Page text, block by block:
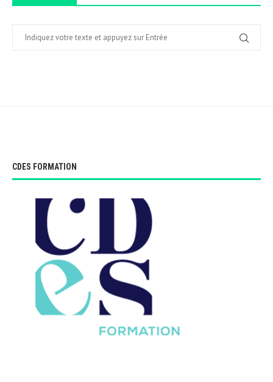
CDES FORMATION